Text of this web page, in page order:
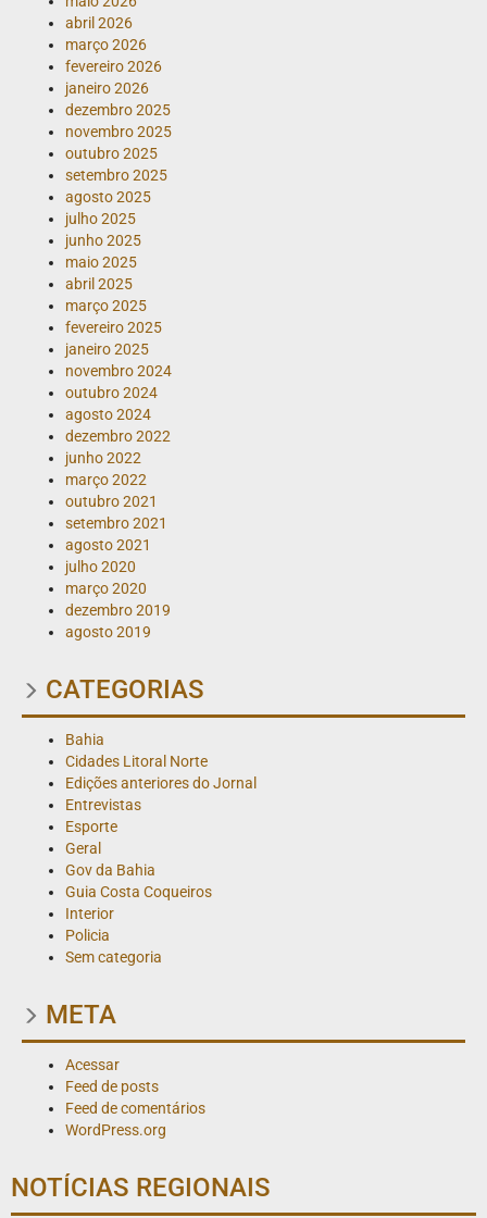
abril 2026
março 2026
fevereiro 2026
janeiro 2026
dezembro 2025
novembro 2025
outubro 2025
setembro 2025
agosto 2025
julho 2025
junho 2025
maio 2025
abril 2025
março 2025
fevereiro 2025
janeiro 2025
novembro 2024
outubro 2024
agosto 2024
dezembro 2022
junho 2022
março 2022
outubro 2021
setembro 2021
agosto 2021
julho 2020
março 2020
dezembro 2019
agosto 2019
CATEGORIAS
Bahia
Cidades Litoral Norte
Edições anteriores do Jornal
Entrevistas
Esporte
Geral
Gov da Bahia
Guia Costa Coqueiros
Interior
Policia
Sem categoria
META
Acessar
Feed de posts
Feed de comentários
WordPress.org
NOTÍCIAS REGIONAIS